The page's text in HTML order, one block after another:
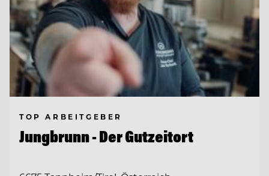
TOP ARBEITGEBER
Jungbrunn - Der Gutzeitort